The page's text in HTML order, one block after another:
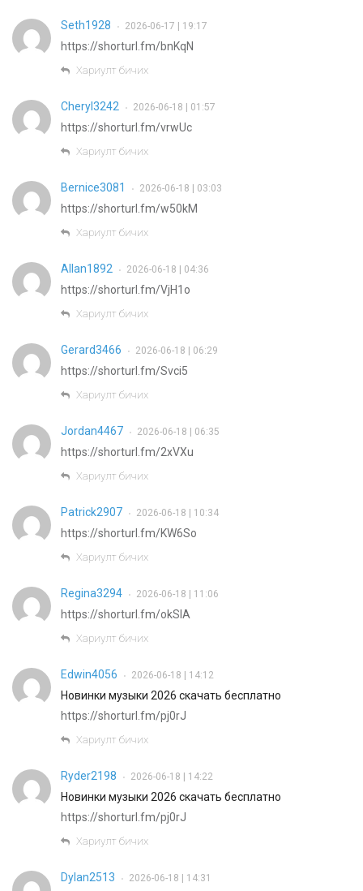
Seth1928 • 2026-06-17 | 19:17
https://shorturl.fm/bnKqN
Хариулт бичих
Cheryl3242 • 2026-06-18 | 01:57
https://shorturl.fm/vrwUc
Хариулт бичих
Bernice3081 • 2026-06-18 | 03:03
https://shorturl.fm/w50kM
Хариулт бичих
Allan1892 • 2026-06-18 | 04:36
https://shorturl.fm/VjH1o
Хариулт бичих
Gerard3466 • 2026-06-18 | 06:29
https://shorturl.fm/Svci5
Хариулт бичих
Jordan4467 • 2026-06-18 | 06:35
https://shorturl.fm/2xVXu
Хариулт бичих
Patrick2907 • 2026-06-18 | 10:34
https://shorturl.fm/KW6So
Хариулт бичих
Regina3294 • 2026-06-18 | 11:06
https://shorturl.fm/okSlA
Хариулт бичих
Edwin4056 • 2026-06-18 | 14:12
Новинки музыки 2026 скачать бесплатно
https://shorturl.fm/pj0rJ
Хариулт бичих
Ryder2198 • 2026-06-18 | 14:22
Новинки музыки 2026 скачать бесплатно
https://shorturl.fm/pj0rJ
Хариулт бичих
Dylan2513 • 2026-06-18 | 14:31